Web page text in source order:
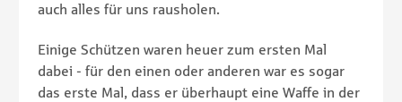
auch alles für uns rausholen.
Einige Schützen waren heuer zum ersten Mal
dabei - für den einen oder anderen war es sogar
das erste Mal, dass er überhaupt eine Waffe in der